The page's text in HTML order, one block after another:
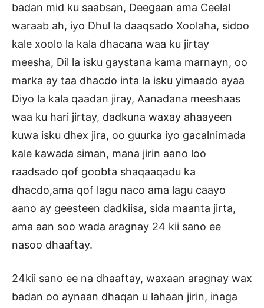
badan mid ku saabsan, Deegaan ama Ceelal
waraab ah, iyo Dhul la daaqsado Xoolaha, sidoo
kale xoolo la kala dhacana waa ku jirtay
meesha, Dil la isku gaystana kama marnayn, oo
marka ay taa dhacdo inta la isku yimaado ayaa
Diyo la kala qaadan jiray, Aanadana meeshaas
waa ku hari jirtay, dadkuna waxay ahaayeen
kuwa isku dhex jira, oo guurka iyo gacalnimada
kale kawada siman, mana jirin aano loo
raadsado qof goobta shaqaaqadu ka
dhacdo,ama qof lagu naco ama lagu caayo
aano ay geesteen dadkiisa, sida maanta jirta,
ama aan soo wada aragnay 24 kii sano ee
nasoo dhaaftay.
24kii sano ee na dhaaftay, waxaan aragnay wax
badan oo aynaan dhaqan u lahaan jirin, inaga